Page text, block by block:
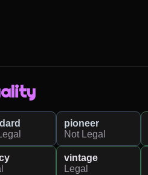
pioneer
Not Legal
vintage
Legal